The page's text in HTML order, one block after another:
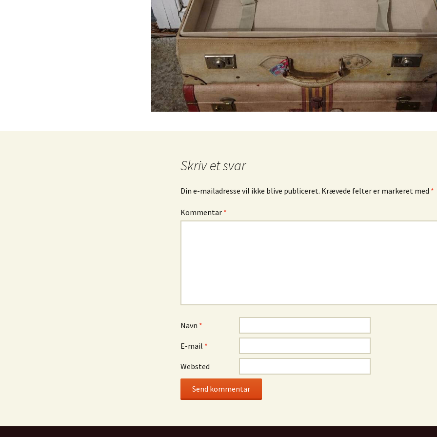
Vintage
Lyngby
Andre glas
Plastik Fantastic
Varia
Legetøj & Bøger
Solgt / Sold
Indkøbskurv
Gå til kasse
Handelsbetingelser
Skriv et svar
Din e-mailadresse vil ikke blive publiceret. Krævede felter er markeret med *
Kommentar *
Navn *
E-mail *
Websted